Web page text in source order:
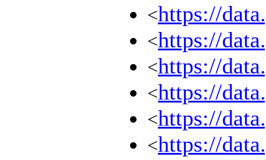
<https://
<https://
<https://
<https://
<https://
<https://